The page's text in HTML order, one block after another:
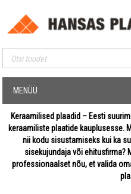
MENÜÜ
Keraamilised plaadid – Eesti
keraamiliste plaatide kauplusesse.
nii kodu sisustamiseks kui ka
sisekujundaja või ehitusfirma?
professionaalset nõu, et valida